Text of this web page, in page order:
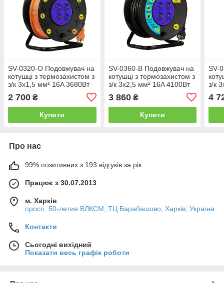
SV-0320-O Подовжувач на
котушці з термозахистом з
з/к 3х1,5 мм² 16A 3680Вт
40метрів помаранчевий
2 700 ₴
Купити
SV-0360-B Подовжувач на
котушці з термозахистом з
з/к 3х2,5 мм² 16A 4100Вт
3 860₴
Купити
SV-
з/к
4
Про нас
99% позитивних з 193 відгуків за рік
Працює з 30.07.2013
м. Харків
просп. 50-летия ВЛКСМ, ТЦ Барабашово, Харків, Україна
Контакти
Сьогодні вихідний
Показати весь графік роботи